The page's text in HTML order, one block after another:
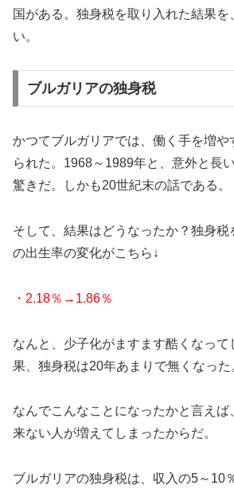
国がある。独身税を取り入れた結果を
い。
ブルガリアの独身税
かつてブルガリアでは、働く手を増や
られた。1968～1989年と、意外と長
驚きだ。しかも20世紀末の話である。
そして、結果はどうなったか？独身税
の出生率の変化がこちら↓
・2.18％→1.86％
なんと、少子化がますます酷くなって
果、独身税は20年あまりで無くなった
なんでこんなことになったかと言えば
来ない人が増えてしまったからだ。
ブルガリアの独身税は、収入の5～10